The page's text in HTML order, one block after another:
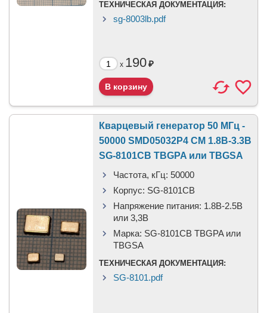
ТЕХНИЧЕСКАЯ ДОКУМЕНТАЦИЯ:
sg-8003lb.pdf
x 190₽
Кварцевый генератор 50 МГц -
50000 SMD05032P4 CM 1.8В-3.3В
SG-8101CB TBGPA или TBGSA
Частота, кГц: 50000
Корпус: SG-8101CB
Напряжение питания: 1.8В-2.5B
или 3,3B
Марка: SG-8101CB TBGPA или
TBGSA
ТЕХНИЧЕСКАЯ ДОКУМЕНТАЦИЯ:
SG-8101.pdf